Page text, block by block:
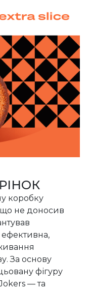
коробку
що не доносив
За основу
фігуру
— та